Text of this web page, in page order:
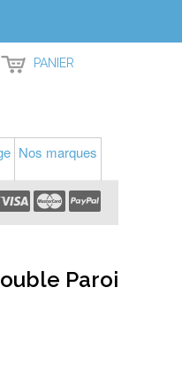
PANIER
Nos marques
Paroi